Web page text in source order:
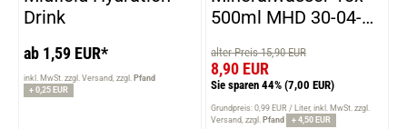
Drink
ab 1,59 EUR*
inkl. MwSt. zzgl. Versand zzgl. Pfand
+ 0,25 EUR
500ml MHD 30-04-
alter Preis 15,90 EUR
8,90 EUR
Sie sparen 44% (7,00 EUR)
Grundpreis: 0,99 EUR / Liter inkl. MwSt. zzgl.
Versand zzgl. Pfand + 4,50 EUR